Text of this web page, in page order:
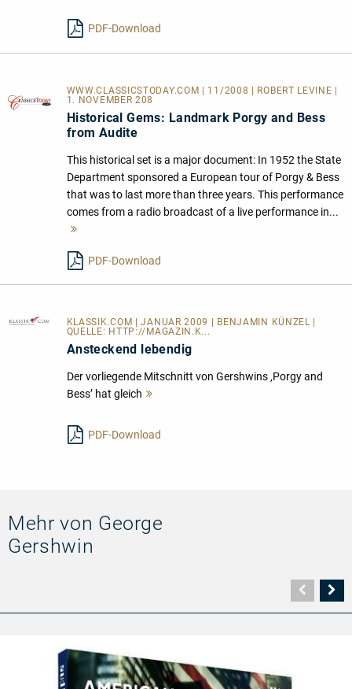
PDF-Download
WWW.CLASSICSTODAY.COM | 11/2008 | ROBERT LEVINE |
1. NOVEMBER 208
Historical Gems: Landmark Porgy and Bess
from Audite
This historical set is a major document: In 1952 the State
Department sponsored a European tour of Porgy & Bess
that was to last more than three years. This performance
comes from a radio broadcast of a live performance in...
PDF-Download
KLASSIK.COM
| JANUAR 2009 | BENJAMIN KÜNZEL |
QUELLE: HTTP://MAGAZIN.K...
Ansteckend lebendig
Der vorliegende Mitschnitt von Gershwins ‚Porgy and
Bess’ hat gleich
PDF-Download
Mehr von George
Gershwin
Seite